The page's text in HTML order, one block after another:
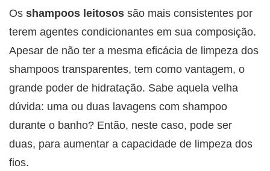
Os shampoos leitosos são mais consistentes por
terem agentes condicionantes em sua composição.
Apesar de não ter a mesma eficácia de limpeza dos
shampoos transparentes, tem como vantagem, o
grande poder de hidratação. Sabe aquela velha
dúvida: uma ou duas lavagens com shampoo
durante o banho? Então, neste caso, pode ser
duas, para aumentar a capacidade de limpeza dos
fios.